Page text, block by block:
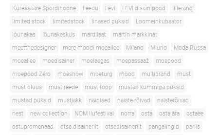
Kuressaare Spordihoone
Leedu Levi LEVI disainipood
lillerand
limited stock
limitedstock linased püksid
Loomeinkubaator
lõunakas
lõunakeskus mardilaat
martin markkinat
meetthedesigner
mere moodi moeallee Milano Miurio
Moda Russa
moeallee
moedisainer moelaegas moepassaaž
moepood
moepood Zero
moeshow moeturg mood multibränd
must
must pluus
must reede must topp
mustad kummiga püksid
mustad püksid
mustjakk näidised naiste rõivad
naisterõivad
nest
new collection NOM Ilufestival norra osta osta ära
ostaee
ostupromenaad
otse disainerilt otsedisainerilt pangalingid
pariis